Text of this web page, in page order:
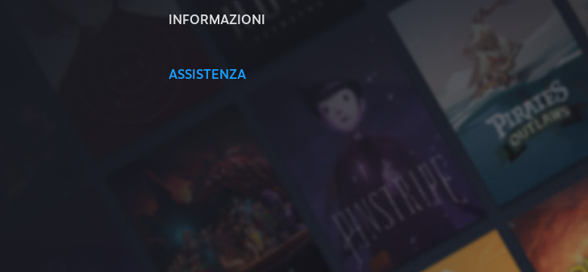
INFORMAZIONI
ASSISTENZA